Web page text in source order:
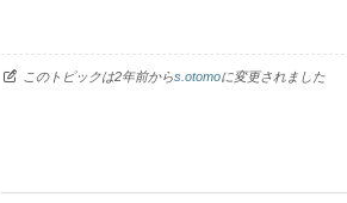
このトピックは2年前からs.otomoに変更されました